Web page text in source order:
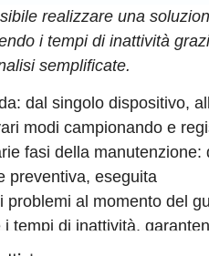
realizzare una
i tempi di inattività
semplificate.
dal singolo dispositivo,
modi campionando e
fasi della manutenzione:
preventiva, eseguita
al momento del
tempi di inattività,
riduzione dei costi